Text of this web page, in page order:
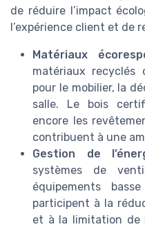
de réduire l’impact
l’expérience client et de
Matériaux
matériaux recyclés
pour le mobilier, la
salle. Le bois
encore les
contribuent à une
Gestion de
systèmes de
équipements
participent à la
et à la limitation de